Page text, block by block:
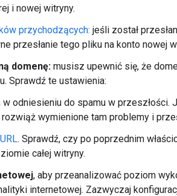
i nowej witryny.
przychodzących: jeśli został
przesłanie tego pliku na konto nowej
domenę: musisz upewnić się, że
Sprawdź te ustawienia:
w odniesieniu do spamu w przeszłości.
rozwiąż wymienione tam problemy i
. Sprawdź, czy po poprzednim
całej witryny.
, aby przeanalizować poziom
internetowej. Zazwyczaj